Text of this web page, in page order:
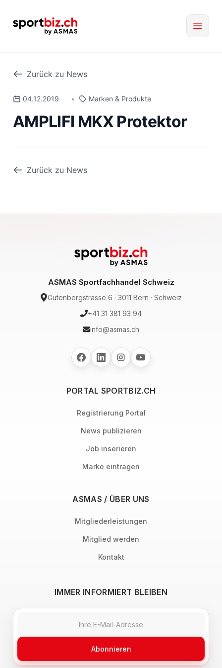
Zurück zu News
04.12.2019 • Marken & Produkte
AMPLIFI MKX Protektor
Zurück zu News
ASMAS Sportfachhandel Schweiz
Gutenbergstrasse 6 · 3011 Bern · Schweiz
+41 31 381 93 94
info@asmas.ch
PORTAL SPORTBIZ.CH
Registrierung Portal
News publizieren
Job inserieren
Marke eintragen
ASMAS / ÜBER UNS
Mitgliederleistungen
Mitglied werden
Kontakt
IMMER INFORMIERT BLEIBEN
Abonnieren